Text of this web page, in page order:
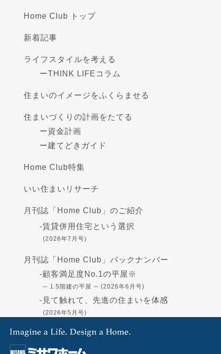
Home Club トップ
新着記事
ライフスタイルを考える
ーTHINK LIFEコラム
住まいのイメージをふくらませる
住まいづくりの計画をたてる
ー資金計画
ー建てどきガイド
Home Club特集
いい住まいリサーチ
月刊誌「Home Club」のご紹介
-賃貸併用住宅という選択
(2026年7月号)
月刊誌「Home Club」バックナンバー
-顧客満足度No.1の平屋※
─ 1.5階建の平屋 ─ (2026年6月号)
- 見て触れて、先進の住まいを体感
(2026年5月号)
(2026年4月号)
-住まいづくりの資金